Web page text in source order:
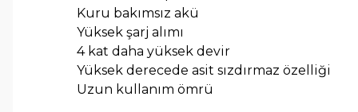
Kuru bakımsız akü
Yüksek şarj alımı
4 kat daha yüksek devir
Yüksek derecede asit sızdırmaz özelliği
Uzun kullanım ömrü